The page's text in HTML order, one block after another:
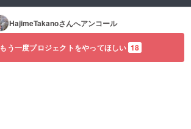
HajimeTakanoさんへアンコール
もう一度プロジェクトをやってほしい 18